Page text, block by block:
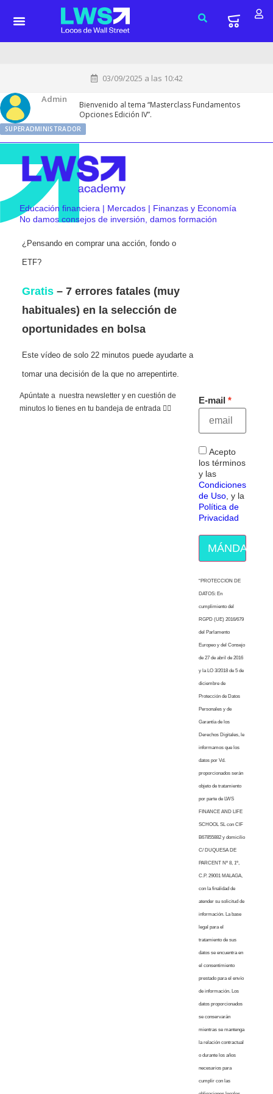
03/09/2025 a las 10:42
Admin
SUPERADMINISTRADOR
Bienvenido al tema “Masterclass Fundamentos
Opciones Edición IV”.
Educación financiera | Mercados | Finanzas y Economía
No damos consejos de inversión, damos formación
¿Pensando en comprar una acción, fondo o
ETF?
Gratis – 7 errores fatales (muy
habituales) en la selección de
oportunidades en bolsa
Este vídeo de solo 22 minutos puede ayudarte a
tomar una decisión de la que no arrepentirte.
Apúntate a nuestra newsletter y en cuestión de
minutos lo tienes en tu bandeja de entrada 👇🏻
E-mail
Acepto
los términos
y las
Condiciones
de Uso, y la
Política de
Privacidad
MÁNDAME
“PROTECCION DE
DATOS: En
cumplimiento del
RGPD (UE) 2016/679
del Parlamento
Europeo y del Consejo
de 27 de abril de 2016
y la LO 3/2018 de 5 de
diciembre de
Protección de Datos
Personales y de
Garantía de los
Derechos Digitales, le
informamos que los
datos por Vd.
proporcionados serán
objeto de tratamiento
por parte de LWS
FINANCE AND LIFE
SCHOOL SL con CIF
B67855882 y domicilio
C/ DUQUESA DE
PARCENT Nº 8, 1º,
C.P. 29001 MALAGA,
con la finalidad de
atender su solicitud de
información. La base
legal para el
tratamiento de sus
datos se encuentra en
el consentimiento
prestado para el envío
de información. Los
datos proporcionados
se conservarán
mientras se mantenga
la relación contractual
o durante los años
necesarios para
cumplir con las